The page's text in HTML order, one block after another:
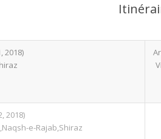
2018)
2018)
e-Rajab,Shiraz